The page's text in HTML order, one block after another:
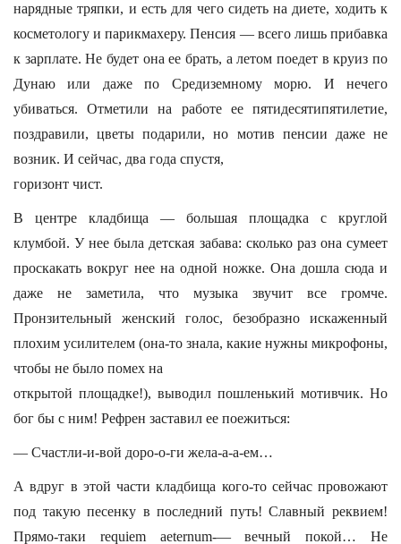
нарядные тряпки, и есть для чего сидеть на диете, ходить к
косметологу и парикмахеру. Пенсия — всего лишь прибавка
к зарплате. Не будет она ее брать, а летом поедет в круиз по
Дунаю или даже по Средиземному морю. И нечего
убиваться. Отметили на работе ее пятидесятипятилетие,
поздравили, цветы подарили, но мотив пенсии даже не
возник. И сейчас, два года спустя,
горизонт чист.
В центре кладбища — большая площадка с круглой
клумбой. У нее была детская забава: сколько раз она сумеет
проскакать вокруг нее на одной ножке. Она дошла сюда и
даже не заметила, что музыка звучит все громче.
Пронзительный женский голос, безобразно искаженный
плохим усилителем (она-то знала, какие нужны микрофоны,
чтобы не было помех на
открытой площадке!), выводил пошленький мотивчик. Но
бог бы с ним! Рефрен заставил ее поежиться:
— Счастли-и-вой доро-о-ги жела-а-а-ем…
А вдруг в этой части кладбища кого-то сейчас провожают
под такую песенку в последний путь! Славный реквием!
Прямо-таки requiem aeternum-— вечный покой… Не